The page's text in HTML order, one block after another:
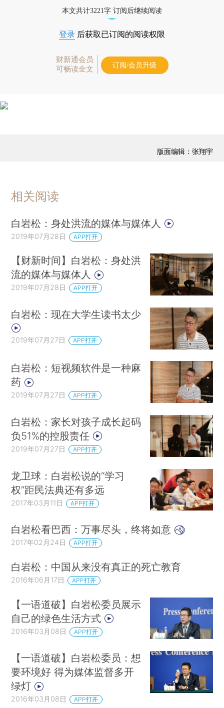
本文共计3221字 订阅后继续阅读
登录 后获取已订阅的阅读权限
财新通会员
可畅读全文
订阅/会员升级
版面编辑：张翔宇
相关阅读
白岩松：身处洪流的媒体与媒体人
2019年07月28日 APP打开
【财新时间】白岩松：身处洪
流的媒体与媒体人
2019年07月28日 APP打开
白岩松：现在大学生读书太少
2019年07月27日 APP打开
白岩松：短视频软件是一种麻
药
2019年07月27日 APP打开
白岩松：家长对孩子成长起码
负51%的控股责任
2019年07月27日 APP打开
龙卫球：白岩松说的“学习
权”距民法典还有多远
2017年03月11日 APP打开
白岩松看巴西：万事尽头，终将如意
2017年02月24日 APP打开
白岩松：中国从来没有真正的死亡教育
2016年06月17日 APP打开
【一语道破】白岩松委员展示
自己的绿色生活方式
2016年03月08日 APP打开
【一语道破】白岩松委员：想
要环境好 得为媒体监督多开
绿灯
2016年03月08日 APP打开